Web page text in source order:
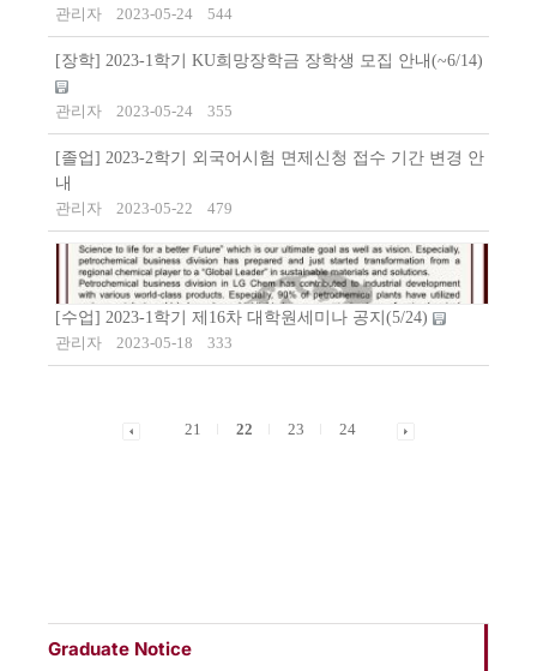
관리자
2023-05-24 544
[장학] 2023-1학기 KU희망장학금 장학생 모집 안내(~6/14)
관리자 2023-05-24 355
[졸업] 2023-2학기 외국어시험 면제신청 접수 기간 변경 안
내
관리자
2023-05-22 479
[수업] 2023-1학기 제16차 대학원세미나 공지(5/24)
관리자
2023-05-18 333
21 22 23 24
Graduate Notice